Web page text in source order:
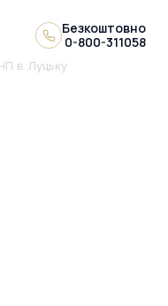
Безкоштовно
0-800-311058
в Луцьку